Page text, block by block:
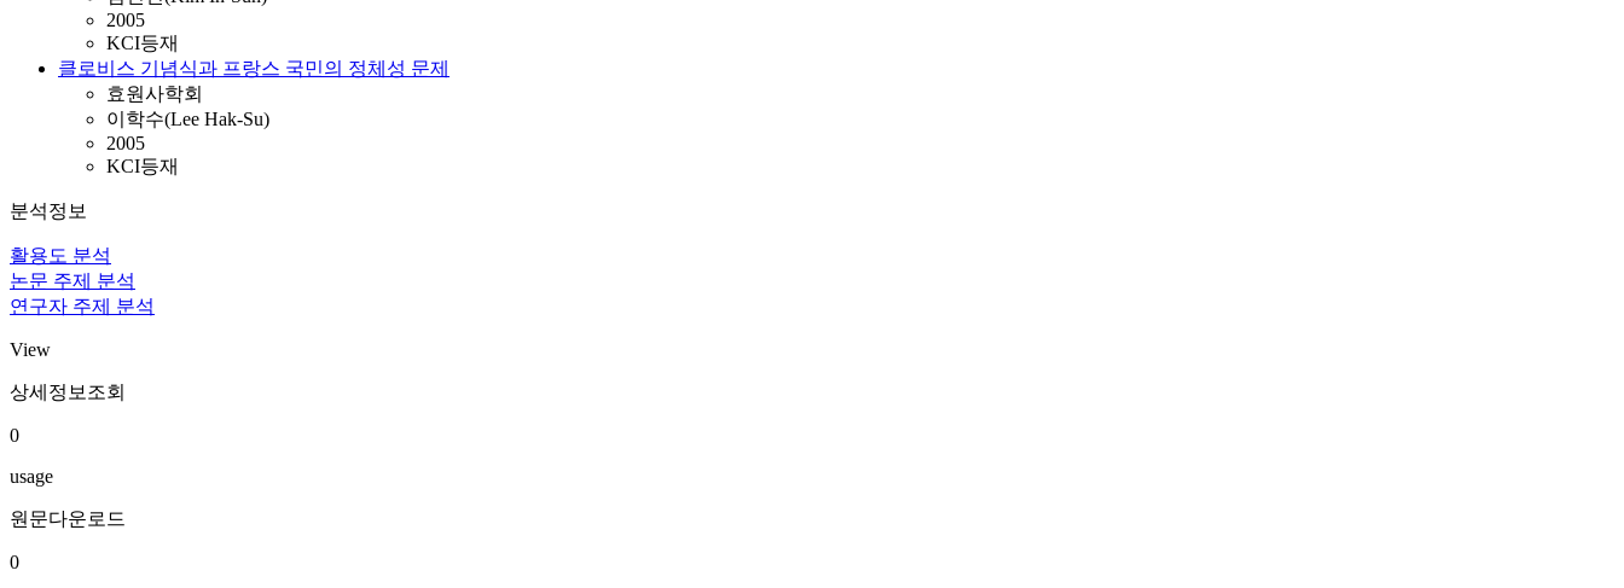
2005
KCI등재
클로비스 기념식과 프랑스 국민의 정체성 문제
효원사학회
이학수(Lee Hak-Su)
2005
KCI등재
분석정보
활용도 분석
논문 주제 분석
연구자 주제 분석
View
상세정보조회
0
usage
원문다운로드
0